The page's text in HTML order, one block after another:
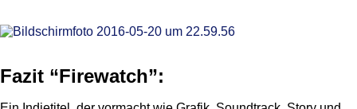
Fazit “Firewatch”: